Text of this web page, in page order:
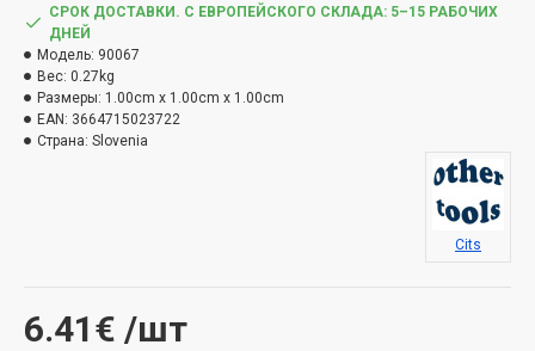
6.41€ /шт
СРОК ДОСТАВКИ. С ЕВРОПЕЙСКОГО СКЛАДА: 5–15 РАБОЧИХ
ДНЕЙ
Модель: 90067
Вес: 0.27kg
Размеры: 1.00cm x 1.00cm x 1.00cm
EAN: 3664715023722
Страна: Slovenia
Cits